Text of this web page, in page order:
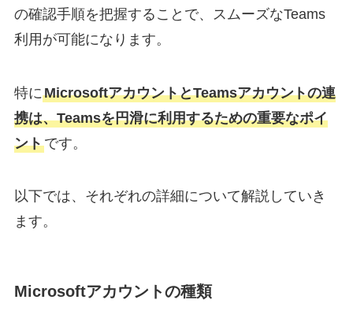
の確認手順を把握することで、スムーズなTeams
利用が可能になります。
特にMicrosoftアカウントとTeamsアカウントの連
携は、Teamsを円滑に利用するための重要なポイ
ントです。
以下では、それぞれの詳細について解説していき
ます。
Microsoftアカウントの種類